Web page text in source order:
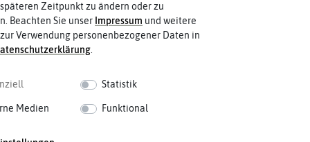
Zeitpunkt zu ändern oder zu
Beachten Sie unser Impressum und weitere
Verwendung personenbezogener Daten in
.
Statistik
Medien Funktional